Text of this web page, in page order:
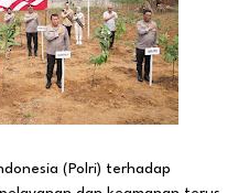
(Polri) terhadap